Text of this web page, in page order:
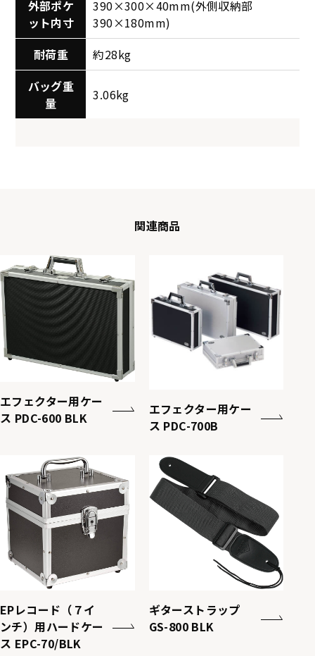
外部ポケ
ット内寸
390×300×40mm(外側収納部
390×180mm)
耐荷重
約28kg
バッグ重
量
3.06kg
関連商品
エフェクター用ケー
ス PDC-600 BLK
エフェクター用ケー
ス PDC-700B
EPレコード（７イ
ンチ）用ハードケー
ス EPC-70/BLK
ギターストラップ
GS-800 BLK